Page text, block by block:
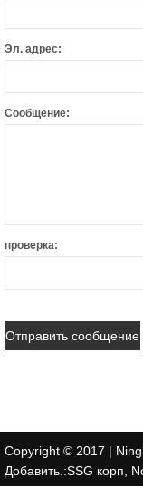
Эл. адрес:
Сообщение:
проверка:
Copyright © 2017 |
Добавить.:SSG корп,